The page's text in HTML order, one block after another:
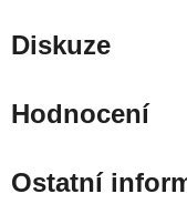
Diskuze
Hodnocení
Ostatní